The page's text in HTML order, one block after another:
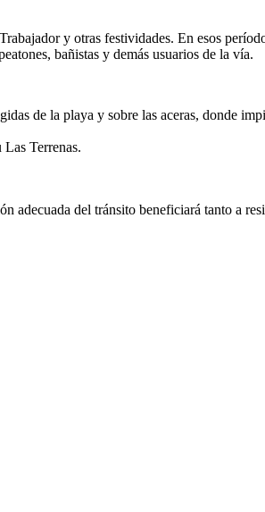
y otras festividades. En esos
bañistas y demás usuarios de la vía.
de la playa y sobre las aceras, donde
Terrenas.
adecuada del tránsito beneficiará tanto a